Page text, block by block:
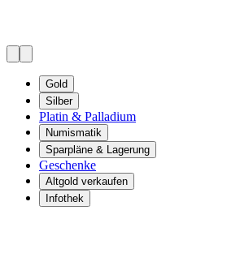
Gold
Silber
Platin & Palladium
Numismatik
Sparpläne & Lagerung
Geschenke
Altgold verkaufen
Infothek